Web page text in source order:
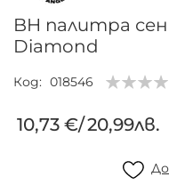
галерия
със
снимки
BH палитра
Diamond
Код 018546
10,73 €/20,99лв.